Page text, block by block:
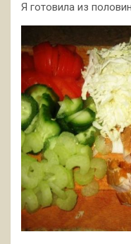
Я готовила из